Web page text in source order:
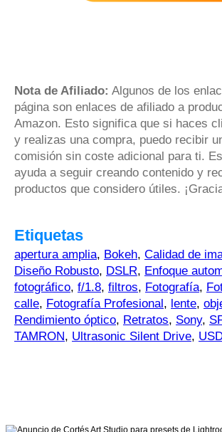
Nota de Afiliado: Algunos de los
página son enlaces de afiliado a
Amazon. Esto significa que si haces
y realizas una compra, puedo recibir
comisión sin coste adicional para ti.
ayuda a seguir creando contenido y
productos que considero útiles.
Etiquetas
apertura amplia, Bokeh, Calidad de
Diseño Robusto, DSLR, Enfoque
fotográfico, f/1.8, filtros, Fotografía,
calle, Fotografía Profesional , lente,
Rendimiento óptico, Retratos, Sony,
TAMRON, Ultrasonic Silent Drive,